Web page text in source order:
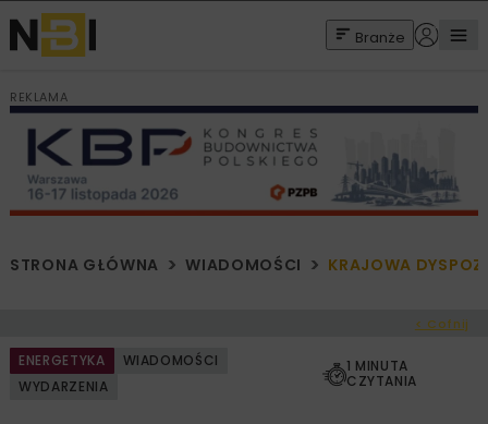
Branże
REKLAMA
STRONA GŁÓWNA WIADOMOŚCI KRAJOWA
< Cofnij
ENERGETYKA
WIADOMOŚCI
WYDARZENIA
1 MINUTA
CZYTANIA